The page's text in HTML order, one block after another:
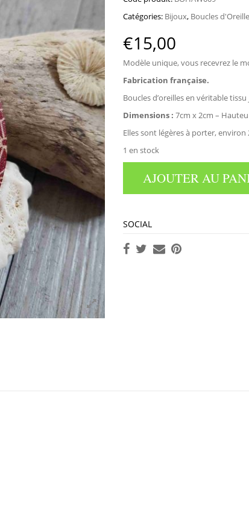
Catégories: Bijoux, Boucles
€15,00
Modèle unique, vous recevrez le
Fabrication française.
Boucles d’oreilles en véritable
Dimensions : 7cm x 2cm –
Elles sont légères à porter, environ
1 en stock
AJOUTER AU
SOCIAL